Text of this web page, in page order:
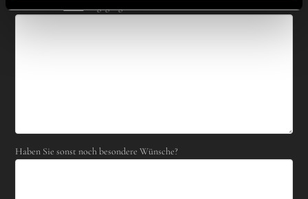
Auf was sollnichteingegangen werden?
Haben Sie sonst noch besondere Wünsche?